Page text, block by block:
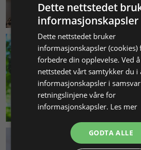
KUNDESERVICE
MILJØ & BÆREKRAFT
Dette nettstedet
informasjonskapsler
Dette nettstedet bruker
informasjonskapsler (cookies)
forbedre din opplevelse. Ved
nettstedet vårt samtykker du i
informasjonskapsler i
retningslinjene våre for
informasjonskapsler. Les mer
GODTA ALLE